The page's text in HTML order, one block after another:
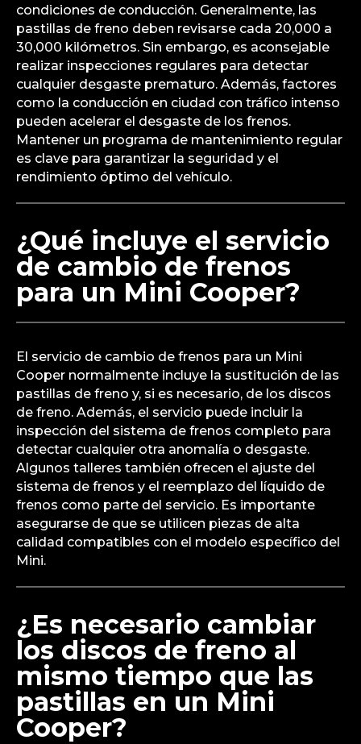
condiciones de conducción. Generalmente, las
pastillas de freno deben revisarse cada 20,000 a
30,000 kilómetros. Sin embargo, es aconsejable
realizar inspecciones regulares para detectar
cualquier desgaste prematuro. Además, factores
como la conducción en ciudad con tráfico intenso
pueden acelerar el desgaste de los frenos.
Mantener un programa de mantenimiento regular
es clave para garantizar la seguridad y el
rendimiento óptimo del vehículo.
¿Qué incluye el servicio
de cambio de frenos
para un Mini Cooper?
El servicio de cambio de frenos para un Mini
Cooper normalmente incluye la sustitución de las
pastillas de freno y, si es necesario, de los discos
de freno. Además, el servicio puede incluir la
inspección del sistema de frenos completo para
detectar cualquier otra anomalía o desgaste.
Algunos talleres también ofrecen el ajuste del
sistema de frenos y el reemplazo del líquido de
frenos como parte del servicio. Es importante
asegurarse de que se utilicen piezas de alta
calidad compatibles con el modelo específico del
Mini.
¿Es necesario cambiar
los discos de freno al
mismo tiempo que las
pastillas en un Mini
Cooper?